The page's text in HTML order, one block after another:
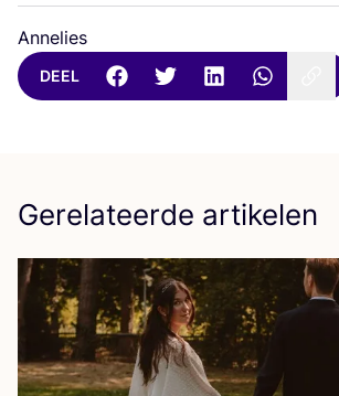
Annelies
DEEL
Gerelateerde artikelen